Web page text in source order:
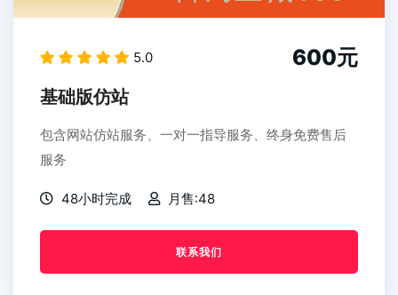
5.0 600元
基础版仿站
包含网站仿站服务、一对一指导服务、终身免费售后
服务
48小时完成 月售:48
联系我们